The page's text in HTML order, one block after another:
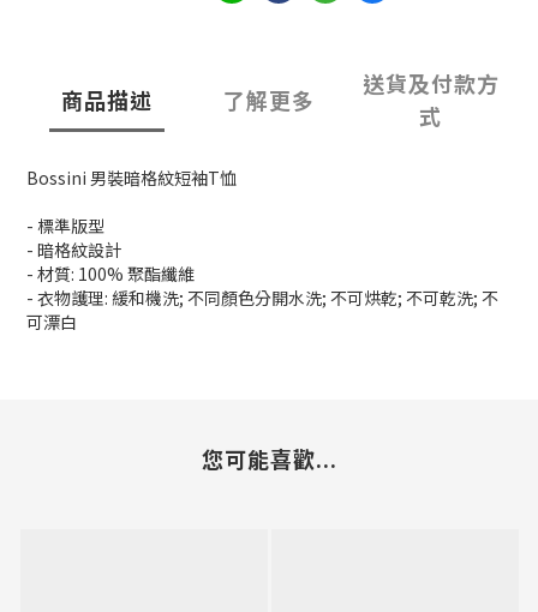
商品描述 了解更多
送貨及付款方
式
Bossini 男裝暗格紋短袖T恤
- 標準版型
- 暗格紋設計
- 材質: 100% 聚酯纖維
- 衣物護理: 緩和機洗; 不同顏色分開水洗; 不可烘乾; 不可乾洗; 不
可漂白
您可能喜歡...